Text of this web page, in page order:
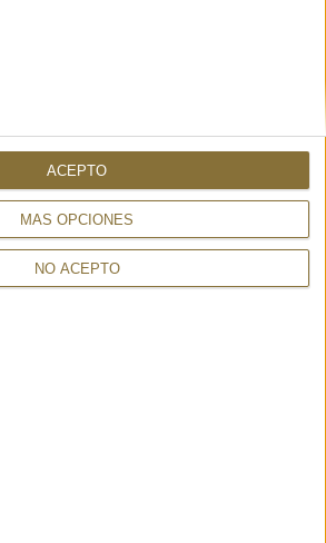
MÁS OPCIONES
NO ACEPTO
ACEPTO
425,00 €